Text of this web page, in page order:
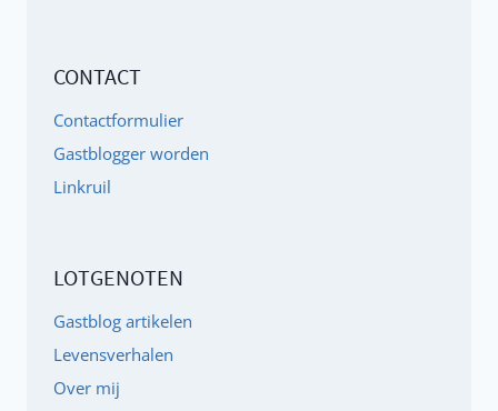
CONTACT
Contactformulier
Gastblogger worden
Linkruil
LOTGENOTEN
Gastblog artikelen
Levensverhalen
Over mij